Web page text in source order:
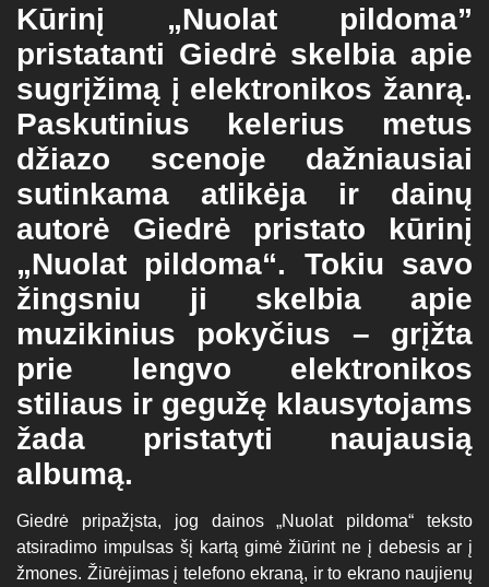
Kūrinį „Nuolat pildoma”
pristatanti Giedrė skelbia apie
sugrįžimą į elektronikos žanrą.
Paskutinius kelerius metus
džiazo scenoje dažniausiai
sutinkama atlikėja ir dainų
autorė Giedrė pristato kūrinį
„Nuolat pildoma“. Tokiu savo
žingsniu ji skelbia apie
muzikinius pokyčius – grįžta
prie lengvo elektronikos
stiliaus ir gegužę klausytojams
žada pristatyti naujausią
albumą.
Giedrė pripažįsta, jog dainos „Nuolat pildoma“ teksto
atsiradimo impulsas šį kartą gimė žiūrint ne į debesis ar į
žmones. Žiūrėjimas į telefono ekraną, ir to ekrano naujienų